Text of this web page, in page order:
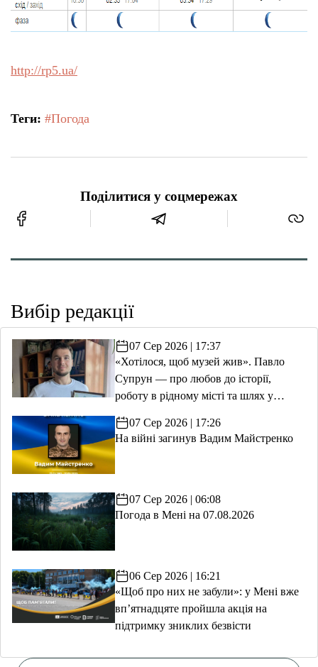
http://rp5.ua/
Теги: #Погода
Поділитися у соцмережах
Вибір редакції
07 Сер 2026 | 17:37
«Хотілося, щоб музей жив». Павло
Супрун — про любов до історії,
роботу в рідному місті та шлях у
07 Сер 2026 | 17:26
На війні загинув Вадим Майстренко
07 Сер 2026 | 06:08
Погода в Мені на 07.08.2026
06 Сер 2026 | 16:21
«Щоб про них не забули»: у Мені вже
вп’ятнадцяте пройшла акція на
підтримку зниклих безвісти